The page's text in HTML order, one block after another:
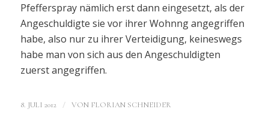
Pfefferspray nämlich erst dann eingesetzt, als der
Angeschuldigte sie vor ihrer Wohnng angegriffen
habe, also nur zu ihrer Verteidigung, keineswegs
habe man von sich aus den Angeschuldigten
zuerst angegriffen.
8. JULI 2012 / VON FLORIAN SCHNEIDER